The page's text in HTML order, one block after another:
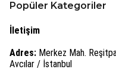
Popüler Kategoriler
İletişim
Adres: Merkez Mah.
Avcılar / İstanbul